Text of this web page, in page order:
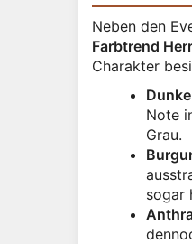
Neben den
Farbtrend
Charakter
Note
Grau.
sogar